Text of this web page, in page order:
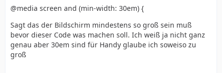
@media screen and (min-width: 30em) {
Sagt das der Bildschirm mindestens so groß sein muß
bevor dieser Code was machen soll. Ich weiß ja nicht ganz
genau aber 30em sind für Handy glaube ich soweiso zu
groß